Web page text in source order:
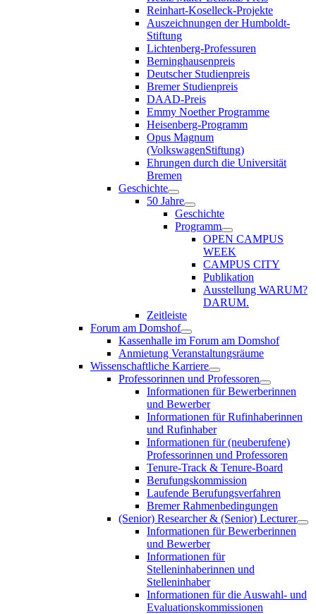
Reinhart-Koselleck-Projekte
Auszeichnungen der Humboldt-
Stiftung
Lichtenberg-Professuren
Berninghausenpreis
Deutscher Studienpreis
Bremer Studienpreis
DAAD-Preis
Emmy Noether Programme
Heisenberg-Programm
Opus Magnum
(VolkswagenStiftung)
Ehrungen durch die Universität
Bremen
Geschichte
50 Jahre
Geschichte
Programm
OPEN CAMPUS
WEEK
CAMPUS CITY
Publikation
Ausstellung WARUM?
DARUM.
Zeitleiste
Forum am Domshof
Kassenhalle im Forum am Domshof
Anmietung Veranstaltungsräume
Wissenschaftliche Karriere
Professorinnen und Professoren
Informationen für Bewerberinnen
und Bewerber
Informationen für Rufinhaberinnen
und Rufinhaber
Informationen für (neuberufene)
Professorinnen und Professoren
Tenure-Track & Tenure-Board
Berufungskommission
Laufende Berufungsverfahren
Bremer Rahmenbedingungen
(Senior) Researcher & (Senior) Lecturer
Informationen für Bewerberinnen
und Bewerber
Informationen für
Stelleninhaberinnen und
Stelleninhaber
Informationen für die Auswahl- und
Evaluationskommissionen